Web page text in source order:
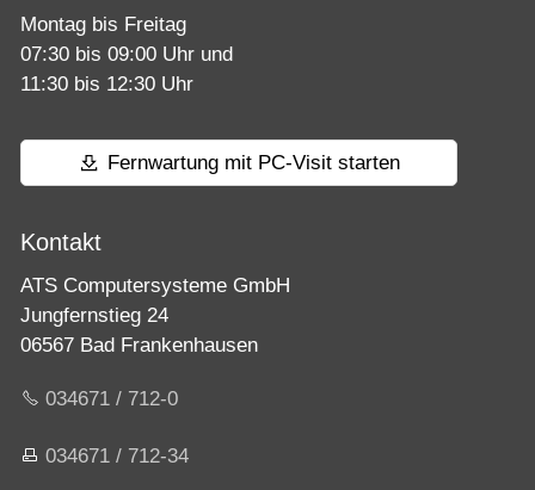
Montag bis Freitag
07:30 bis 09:00 Uhr und
11:30 bis 12:30 Uhr
Fernwartung mit PC-Visit starten
Kontakt
ATS Computersysteme GmbH
Jungfernstieg 24
06567 Bad Frankenhausen
034671 / 712-0
034671 / 712-34